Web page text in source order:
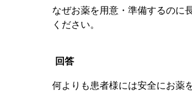
なぜお薬を用意・準備するのに
ください。
回答
何よりも患者様には安全にお薬